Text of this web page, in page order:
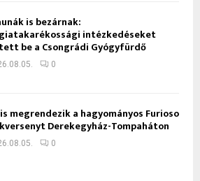
is bezárnak:
intézkedéseket
be a Csongrádi Gyógyfürdő
0
megrendezik a hagyományos Furioso
Derekegyház-Tompaháton
0